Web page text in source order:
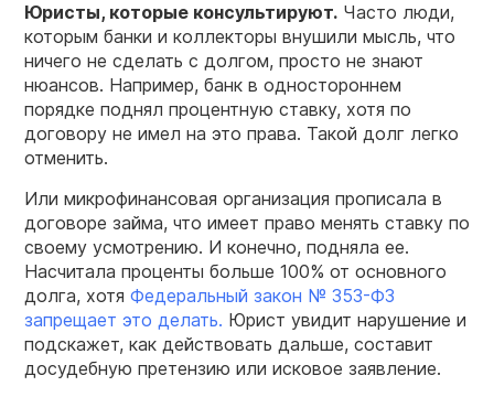
Юристы, которые консультируют. Часто люди,
которым банки и коллекторы внушили мысль, что
ничего не сделать с долгом, просто не знают
нюансов. Например, банк в одностороннем
порядке поднял процентную ставку, хотя по
договору не имел на это права. Такой долг легко
отменить.
Или микрофинансовая организация прописала в
договоре займа, что имеет право менять ставку по
своему усмотрению. И конечно, подняла ее.
Насчитала проценты больше 100% от основного
долга, хотя Федеральный закон № 353-ФЗ
запрещает это делать. Юрист увидит нарушение и
подскажет, как действовать дальше, составит
досудебную претензию или исковое заявление.